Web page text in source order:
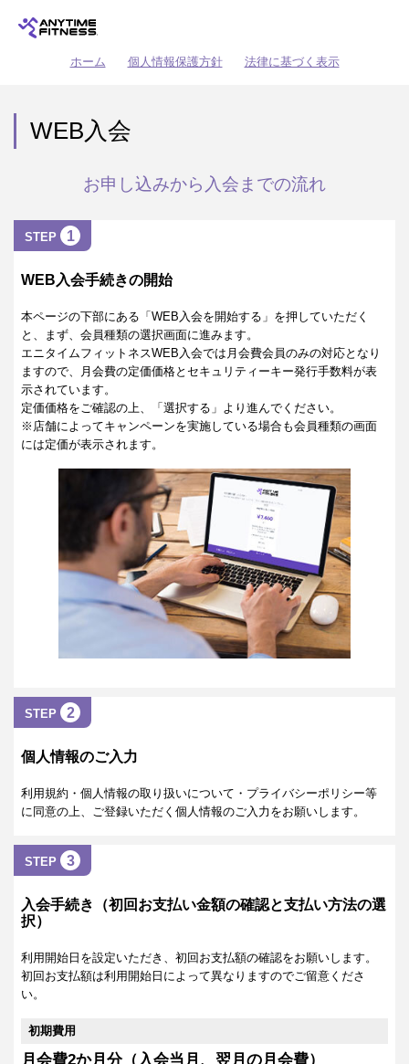
ホーム 個人情報保護方針 法律に基づく表示
WEB入会
お申し込みから入会までの流れ
STEP 1
WEB入会手続きの開始
本ページの下部にある「WEB入会を開始する」を押していただく
と、まず、会員種類の選択画面に進みます。
エニタイムフィットネスWEB入会では月会費会員のみの対応となり
ますので、月会費の定価価格とセキュリティーキー発行手数料が表
示されています。
定価価格をご確認の上、「選択する」より進んでください。
※店舗によってキャンペーンを実施している場合も会員種類の画面
には定価が表示されます。
STEP 2
個人情報のご入力
利用規約・個人情報の取り扱いについて・プライバシーポリシー等
に同意の上、ご登録いただく個人情報のご入力をお願いします。
STEP 3
入会手続き（初回お支払い金額の確認と支払い方法の選
択）
利用開始日を設定いただき、初回お支払額の確認をお願いします。
初回お支払額は利用開始日によって異なりますのでご留意くださ
い。
初期費用
月会費2か月分（入会当月、翌月の月会費）